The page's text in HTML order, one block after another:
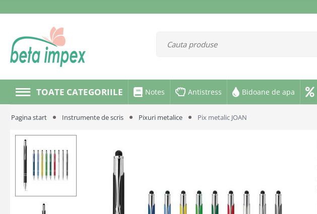
TOATE CATEGORIILE Notes Antistress Bidoane de apa
Pagina start Instrumente de scris Pixuri metalice Pix metalic JOAN